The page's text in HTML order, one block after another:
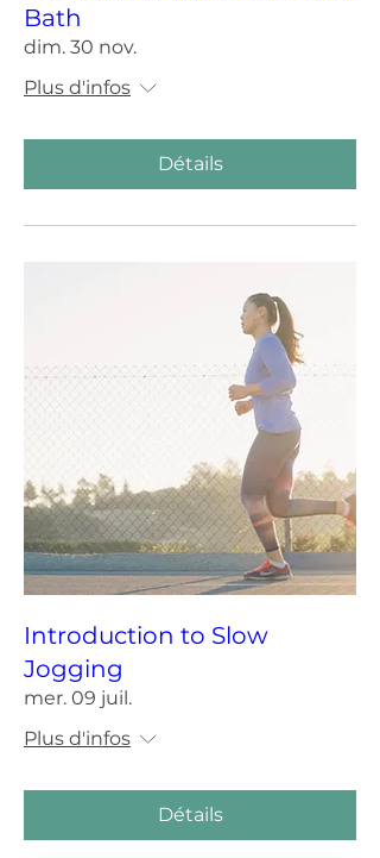
Bath
dim. 30 nov.
Plus d'infos
Détails
Introduction to Slow
Jogging
mer. 09 juil.
Plus d'infos
Détails